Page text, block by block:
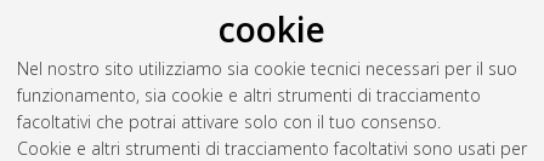
cookie
Nel nostro sito utilizziamo sia cookie tecnici necessari per il suo
funzionamento, sia cookie e altri strumenti di tracciamento
facoltativi che potrai attivare solo con il tuo consenso.
Cookie e altri strumenti di tracciamento facoltativi sono usati per
energy harvesting da sorgenti a bassissime tensioni. [Laurea],
Università di Bologna, Corso di Studio in Ingegneria elettronica
per l'energia e l'informazione [L-DM270] - Cesena